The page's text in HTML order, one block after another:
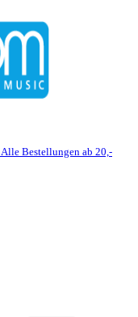
Alle Bestellungen ab 20,-